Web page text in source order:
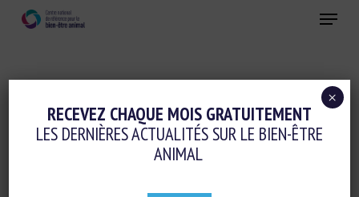
Menu
Elevage de précision et IA
RECOGNITION OF AGGRESSIVE BEHAVIOR
RECEVEZ CHAQUE MOIS GRATUITEMENT
LES DERNIÈRES ACTUALITÉS SUR LE BIEN-ÊTRE
ANIMAL
×